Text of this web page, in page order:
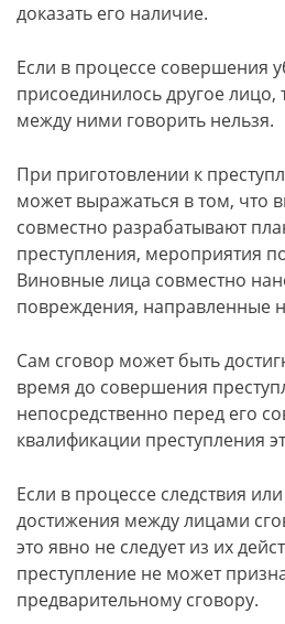
доказать его наличие.
Если в процессе совершения
присоединилось другое лицо,
между ними говорить нельзя.
При приготовлении к
может выражаться в том, что
совместно разрабатывают
преступления, мероприятия
Виновные лица совместно
повреждения, направленные
Сам сговор может быть
время до совершения
непосредственно перед его
квалификации преступления
Если в процессе следствия
достижения между лицами
это явно не следует из их
преступление не может
предварительному сговору.